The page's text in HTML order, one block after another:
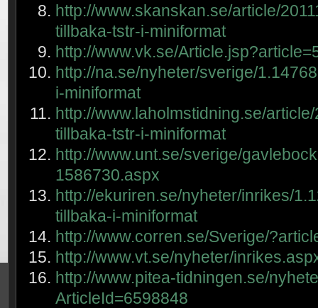
http://www.skanskan.se/article/
tillbaka-tstr-i-miniformat
http://www.vk.se/
http://na.se/nyheter/sverige/
i-miniformat
http://www.laholmstidning.se/
tillbaka-tstr-i-miniformat
http://www.unt.se/sverige/
1586730.aspx
http://ekuriren.se/nyheter/inrikes/
tillbaka-i-miniformat
http://www.corren.se/Sverige/
http://www.vt.se/nyheter/
http://www.pitea-tidningen.se/
ArticleId=6598848